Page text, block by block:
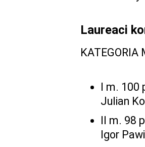
Laureaci
KATEGORIA
I m. 100
Julian
II m. 98
Igor